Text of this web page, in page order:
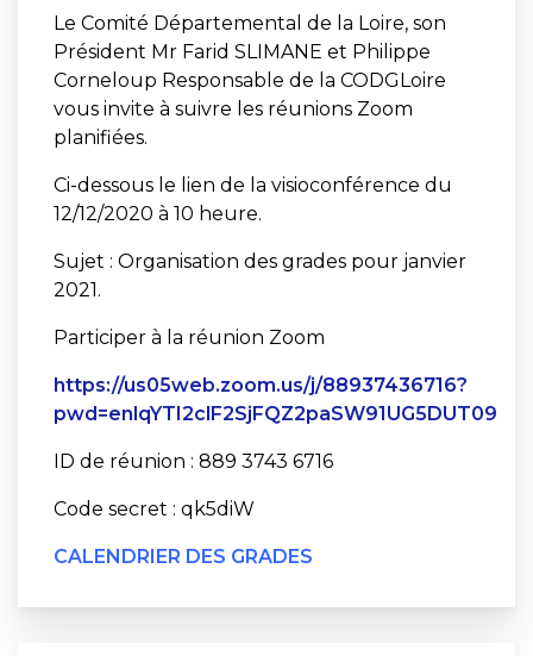
Le Comité Départemental de la Loire, son
Président Mr Farid SLIMANE et Philippe
Corneloup Responsable de la CODGLoire
vous invite à suivre les réunions Zoom
planifiées.
Ci-dessous le lien de la visioconférence du
12/12/2020 à 10 heure.
Sujet : Organisation des grades pour janvier
2021.
Participer à la réunion Zoom
https://us05web.zoom.us/j/88937436716?
pwd=enlqYTI2clF2SjFQZ2paSW91UG5DUT09
ID de réunion : 889 3743 6716
Code secret : qk5diW
CALENDRIER DES GRADES